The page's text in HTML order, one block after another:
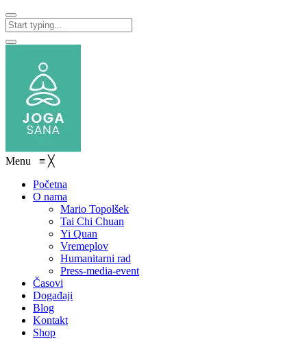
Menu ≡ ╳
Početna
O nama
Mario Topolšek
Tai Chi Chuan
Yi Quan
Vremeplov
Humanitarni rad
Press-media-event
Časovi
Događaji
Blog
Kontakt
Shop